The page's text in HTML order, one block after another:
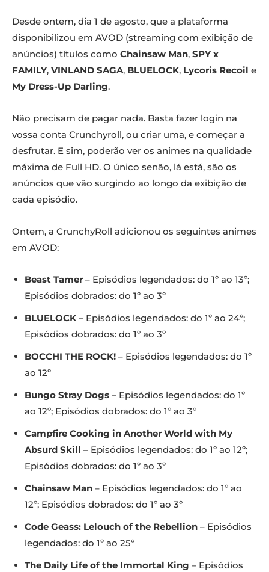
Desde ontem, dia 1 de agosto, que a plataforma
disponibilizou em AVOD (streaming com exibição de
anúncios) títulos como Chainsaw Man, SPY x
FAMILY, VINLAND SAGA, BLUELOCK, Lycoris Recoil e
My Dress-Up Darling.
Não precisam de pagar nada. Basta fazer login na
vossa conta Crunchyroll, ou criar uma, e começar a
desfrutar. E sim, poderão ver os animes na qualidade
máxima de Full HD. O único senão, lá está, são os
anúncios que vão surgindo ao longo da exibição de
cada episódio.
Ontem, a CrunchyRoll adicionou os seguintes animes
em AVOD:
Beast Tamer – Episódios legendados: do 1º ao 13º;
Episódios dobrados: do 1º ao 3º
BLUELOCK – Episódios legendados: do 1º ao 24º;
Episódios dobrados: do 1º ao 3º
BOCCHI THE ROCK! – Episódios legendados: do 1º
ao 12º
Bungo Stray Dogs – Episódios legendados: do 1º
ao 12º; Episódios dobrados: do 1º ao 3º
Campfire Cooking in Another World with My
Absurd Skill – Episódios legendados: do 1º ao 12º;
Episódios dobrados: do 1º ao 3º
Chainsaw Man – Episódios legendados: do 1º ao
12º; Episódios dobrados: do 1º ao 3º
Code Geass: Lelouch of the Rebellion – Episódios
legendados: do 1º ao 25º
The Daily Life of the Immortal King – Episódios